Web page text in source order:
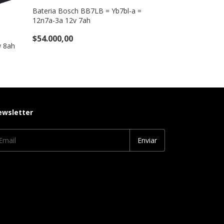
8ah
Bateria Bosch BB7LB = Yb7bl-a =
12n7a-3a 12v 7ah
$54.000,00